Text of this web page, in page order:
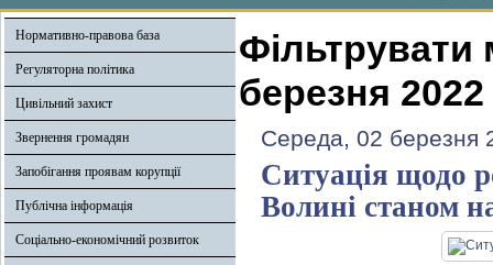
Нормативно-правова база
Регуляторна політика
Цивільний захист
Звернення громадян
Запобігання проявам корупції
Публічна інформація
Соціально-економічний розвиток
Фільтрувати
березня 2022
Середа, 02 березня
Ситуація щодо
Волині станом